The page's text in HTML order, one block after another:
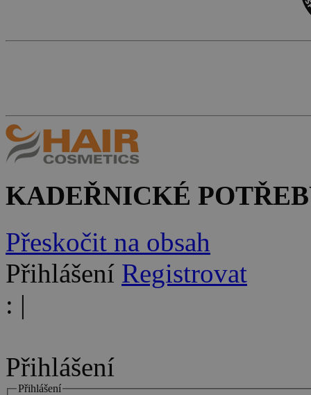
KADEŘNICKÉ
Přeskočit na obsah
Přihlášení Registrovat
: |
Přihlášení
Přihlášení